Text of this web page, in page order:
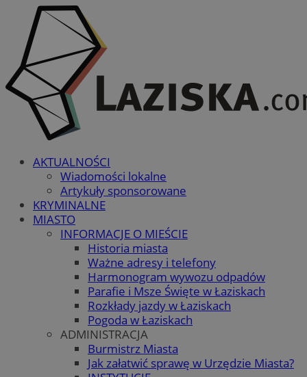
AKTUALNOŚCI
Wiadomości lokalne
Artykuły sponsorowane
KRYMINALNE
MIASTO
INFORMACJE O MIEŚCIE
Historia miasta
Ważne adresy i telefony
Harmonogram wywozu odpadów
Parafie i Msze Święte w Łaziskach
Rozkłady jazdy w Łaziskach
Pogoda w Łaziskach
ADMINISTRACJA
Burmistrz Miasta
Jak załatwić sprawę w Urzędzie Miasta?